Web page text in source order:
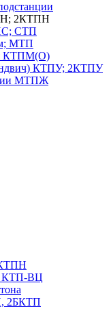
2КТПН
СТП
МТП
КТПМ(О)
КТПУ; 2КТПУ
МТПЖ
КТП-ВЦ
2БКТП